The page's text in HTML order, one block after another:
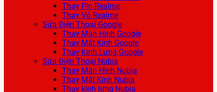
Thay Pin Realme
Thay Vỏ Realme
Sửa Điện Thoại Google
Thay Màn Hình Google
Thay Mặt Kính Google
Thay Kính Lưng Google
Sửa Điện Thoại Nubia
Thay Màn Hình Nubia
Thay Mặt Kính Nubia
Thay kính lưng Nubia